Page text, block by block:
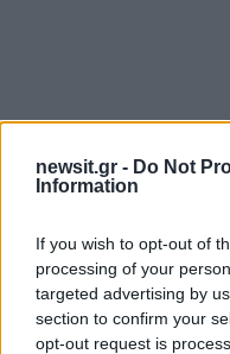
newsit.gr - Do Not
Information
If you wish to opt-out of
processing of your
targeted advertising by
section to confirm your
opt-out request is
Αν τα χάσατε